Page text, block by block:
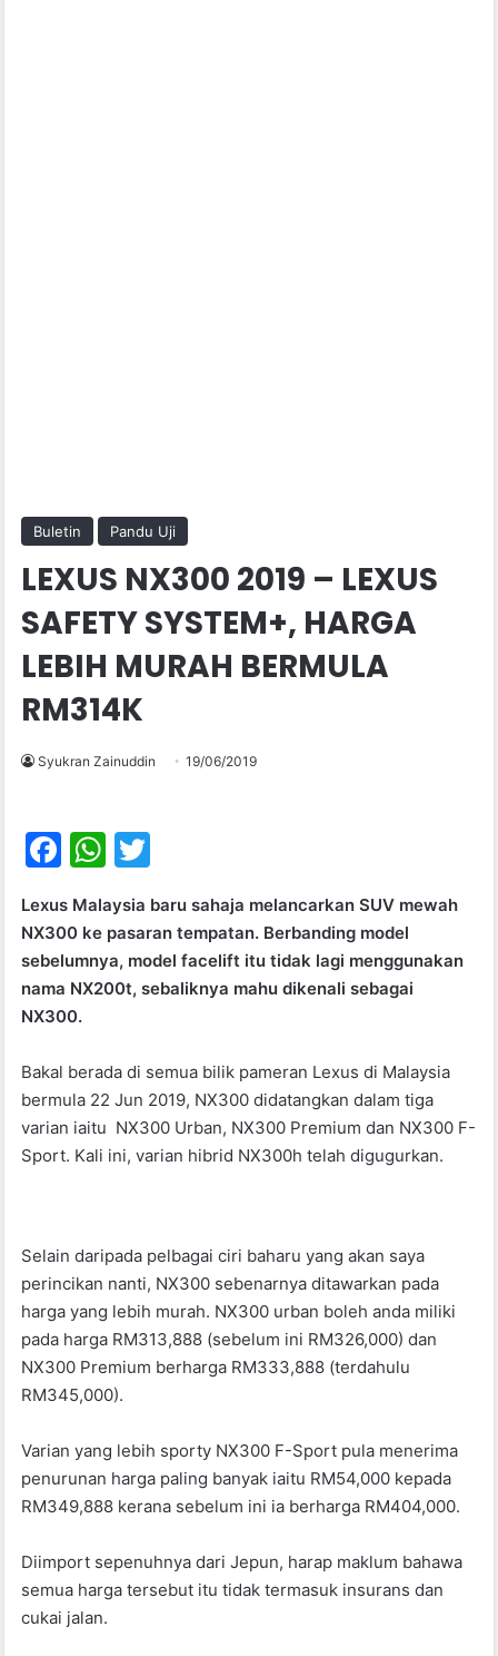
Buletin Pandu Uji
LEXUS NX300 2019 – LEXUS
SAFETY SYSTEM+, HARGA
LEBIH MURAH BERMULA
RM314K
Syukran Zainuddin 19/06/2019
F
c
e
b
o
o
k
W
at
s
A
p
itt
er
Lexus Malaysia baru sahaja melancarkan SUV mewah
NX300 ke pasaran tempatan. Berbanding model
sebelumnya, model facelift itu tidak lagi menggunakan
nama NX200t, sebaliknya mahu dikenali sebagai
NX300.
Bakal berada di semua bilik pameran Lexus di Malaysia
bermula 22 Jun 2019, NX300 didatangkan dalam tiga
varian iaitu NX300 Urban, NX300 Premium dan NX300 F-
Sport. Kali ini, varian hibrid NX300h telah digugurkan.
Selain daripada pelbagai ciri baharu yang akan saya
perincikan nanti, NX300 sebenarnya ditawarkan pada
harga yang lebih murah. NX300 urban boleh anda miliki
pada harga RM313,888 (sebelum ini RM326,000) dan
NX300 Premium berharga RM333,888 (terdahulu
RM345,000).
Varian yang lebih sporty NX300 F-Sport pula menerima
penurunan harga paling banyak iaitu RM54,000 kepada
RM349,888 kerana sebelum ini ia berharga RM404,000.
Diimport sepenuhnya dari Jepun, harap maklum bahawa
semua harga tersebut itu tidak termasuk insurans dan
cukai jalan.